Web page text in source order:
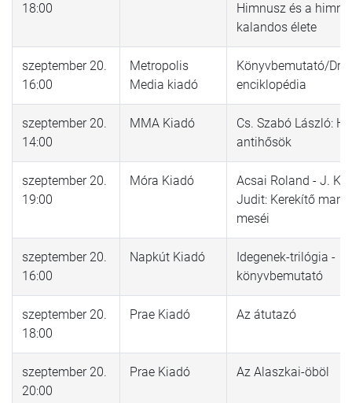
18:00
Himnusz és a
kalandos élete
szeptember 20.
16:00
Metropolis
Media kiadó
Könyvbemutató/
enciklopédia
szeptember 20.
14:00
MMA Kiadó
Cs. Szabó László:
antihősök
szeptember 20.
19:00
Móra Kiadó
Acsai Roland - J.
Judit: Kerekítő
meséi
szeptember 20.
16:00
Napkút Kiadó
Idegenek-trilógia -
könyvbemutató
szeptember 20.
18:00
Prae Kiadó Az átutazó
szeptember 20.
20:00
Prae Kiadó Az Alaszkai-öböl